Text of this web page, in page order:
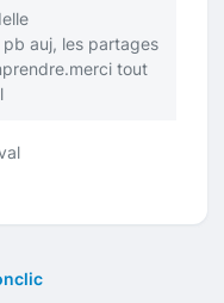
auj, les partages
tout